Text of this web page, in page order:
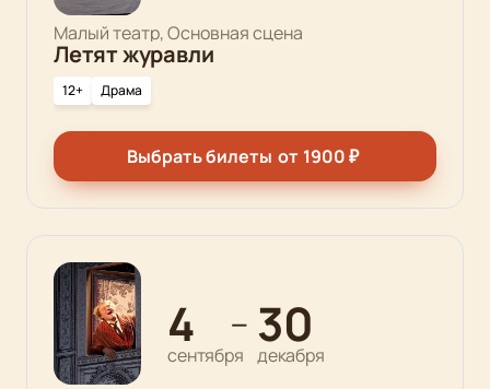
Малый театр, Основная сцена
Летят журавли
12+ Драма
Выбрать билеты от 1900₽
4
сентября
— 30
декабря